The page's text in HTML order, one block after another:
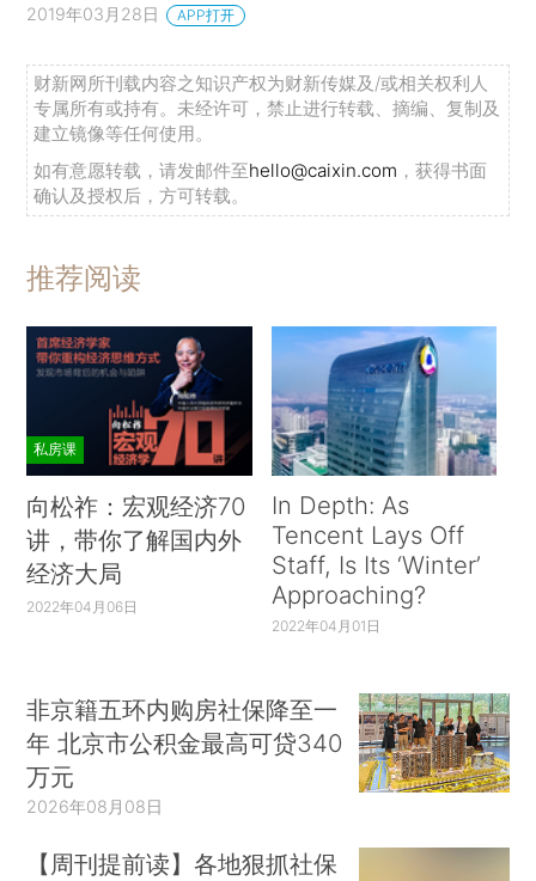
2019年03月28日 APP打开
财新网所刊载内容之知识产权为财新传媒及/或相关权利人
专属所有或持有。未经许可，禁止进行转载、摘编、复制及
建立镜像等任何使用。
如有意愿转载，请发邮件至hello@caixin.com ，获得书面
确认及授权后，方可转载。
推荐阅读
私房课
向松祚：宏观经济70
讲，带你了解国内外
经济大局
2022年04月06日
In Depth: As
Tencent Lays Off
Staff, Is Its ‘Winter’
Approaching?
2022年04月01日
非京籍五环内购房社保降至一
年 北京市公积金最高可贷340
万元
2026年08月08日
【周刊提前读】各地狠抓社保